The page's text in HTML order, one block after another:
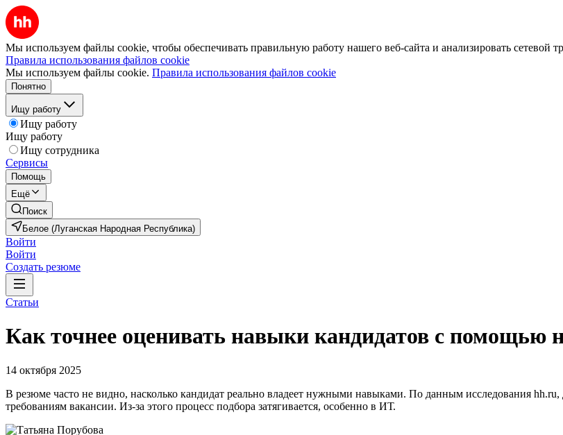
Мы используем файлы cookie, чтобы обеспечивать правильную работу нашего веб-сайта и анализировать сетевой
Правила использования файлов cookie
Мы используем файлы cookie. Правила использования файлов cookie
Понятно
Ищу работу
Ищу работу
Ищу работу
Ищу сотрудника
Сервисы
Помощь
Ещё
Поиск
Белое (Луганская Народная Республика)
Войти
Войти
Создать резюме
Статьи
Как точнее оценивать навыки кандидатов с помощью
14 октября 2025
В резюме часто не видно, насколько кандидат реально владеет нужными навыками. По данным исследования hh.ru,
требованиям вакансии. Из-за этого процесс подбора затягивается, особенно в ИТ.